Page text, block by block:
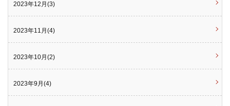
2023年12月(3)
2023年11月(4)
2023年10月(2)
2023年9月(4)